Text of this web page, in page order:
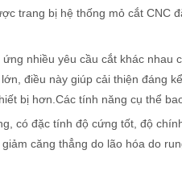
chơi. Máy hàn laser cầm
trang bị hệ thống mỏ cắt CNC
ứng nhiều yêu cầu cắt khác nhau
điều này giúp cải thiện đáng
bị hơn.Các tính năng cụ thể
có đặc tính độ cứng tốt, độ
căng thẳng do lão hóa do